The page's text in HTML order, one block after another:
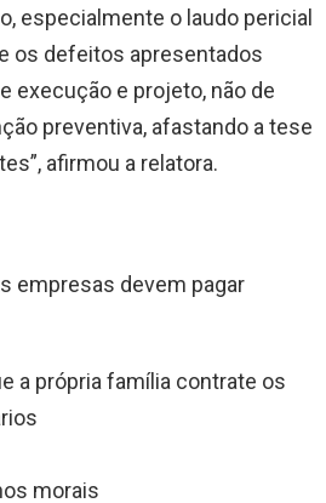
especialmente o laudo pericial
os defeitos apresentados
execução e projeto, não de
preventiva, afastando a tese
afirmou a relatora.
empresas devem pagar
a própria família contrate os
morais